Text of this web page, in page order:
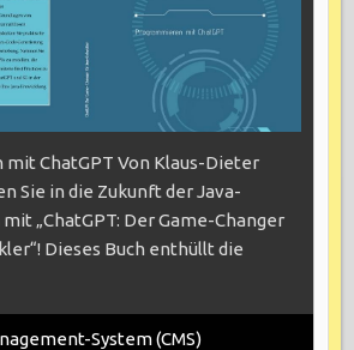
ChatGPT Von Klaus-Dieter
Sie in die Zukunft der Java-
„ChatGPT: Der Game-Changer
Dieses Buch enthüllt die
System (CMS)